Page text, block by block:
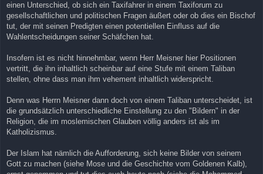
einen Unterschied, ob sich ein Taxifahrer in einem Taxiforum zu
gesellschaftlichen und politischen Fragen äußert oder ob dies ein Bischof
tut, der mit seinen Predigten einen potentiellen Einfluss auf die
Wahlentscheidungen seiner Schäfchen hat.
Insofern ist es nicht hinnehmbar, wenn Herr Meisner hier Positionen
vertritt, die ihn inhaltlich scheinbar auf eine Stufe mit einem Taliban
stellen, ohne dass man ihm vehement inhaltlich widerspricht.
Denn was Herrn Meisner dann doch von einem Taliban unterscheidet, ist
die grundsätzlich unterschiedliche Einstellung zu den "Bildern" in der
Religion, die im moslemischen Glauben völlig anders ist als im
Katholizismus.
Der Islam hat nämlich die Aufforderung, sich keine Bilder von seinem
Gott zu machen (siehe Mose und die Geschichte vom Goldenen Kalb),